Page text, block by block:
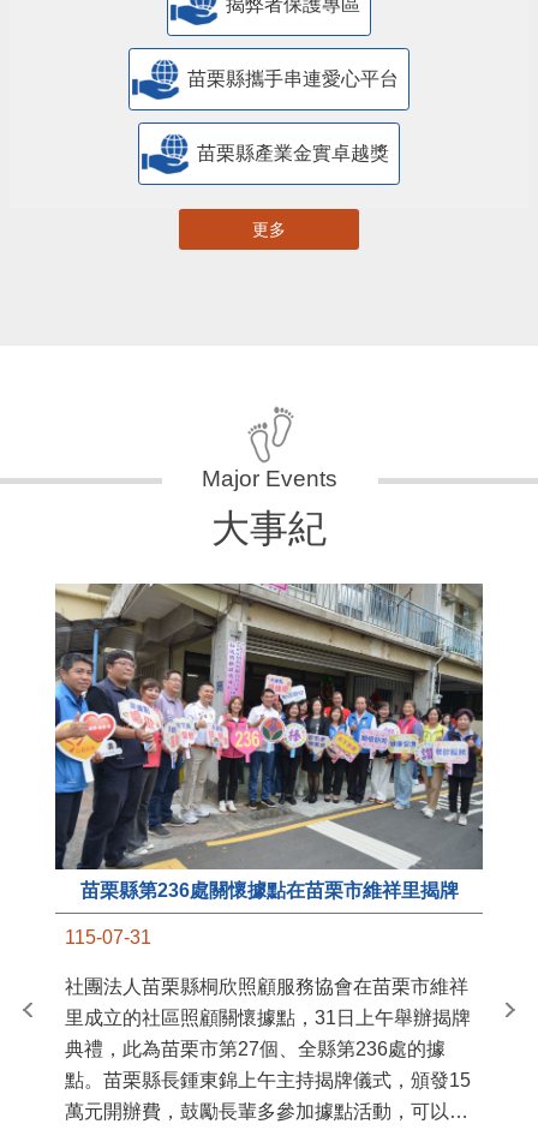
揭弊者保護專區
苗栗縣攜手串連愛心平台
苗栗縣產業金實卓越獎
更多
大事紀
苗栗縣第236處關懷據點在苗栗市維祥里揭牌
115-07-31
社團法人苗栗縣桐欣照顧服務協會在苗栗市維祥
里成立的社區照顧關懷據點，31日上午舉辦揭牌
典禮，此為苗栗市第27個、全縣第236處的據
點。苗栗縣長鍾東錦上午主持揭牌儀式，頒發15
萬元開辦費，鼓勵長輩多參加據點活動，可以更